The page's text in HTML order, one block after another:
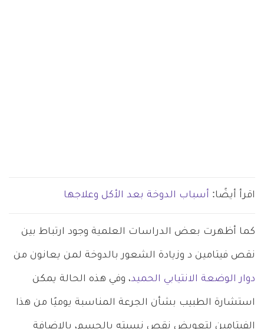
اقرأ أيضًا: أسباب الدوخة بعد الأكل وعلاجها
كما أظهرت بعض الدراسات العلمية وجود ارتباط بين
نقص فيتامين د وزيادة الشعور بالدوخة لمن يعانون من
دوار الوضعة الانتيابي الحميد، وفي هذه الحالة يمكن
استشارة الطبيب بشأن الجرعة المناسبة يوميًا من هذا
الفيتامين لتعويض نقص نسبته بالجسم، بالإضافة